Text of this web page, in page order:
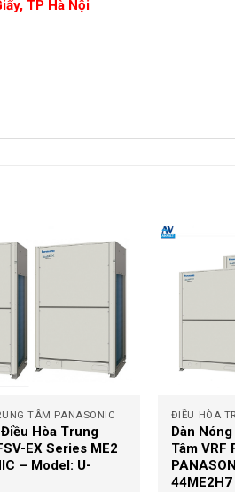
TP Hà Nội
TÂM PANASONIC
Hòa Trung
EX Series ME2
– Model: U-
ĐIỀU HÒA
Dàn
Tâm VRF
44ME2H7